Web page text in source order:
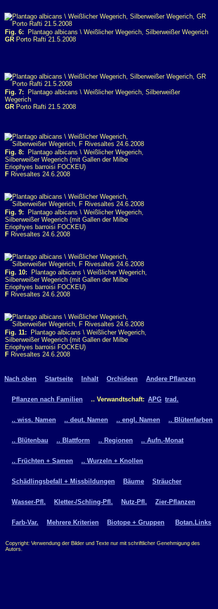
Fig. 6: Plantago albicans \ Weißlicher Wegerich, Silberweißer Wegerich
GR Porto Rafti 21.5.2008
Fig. 7: Plantago albicans \ Weißlicher Wegerich, Silberweißer
Wegerich
GR Porto Rafti 21.5.2008
Fig. 8: Plantago albicans \ Weißlicher Wegerich,
Silberweißer Wegerich (mit Gallen der Milbe
Eriophyes barroisi FOCKEU)
F Rivesaltes 24.6.2008
Fig. 9: Plantago albicans \ Weißlicher Wegerich,
Silberweißer Wegerich (mit Gallen der Milbe
Eriophyes barroisi FOCKEU)
F Rivesaltes 24.6.2008
Fig. 10: Plantago albicans \ Weißlicher Wegerich,
Silberweißer Wegerich (mit Gallen der Milbe
Eriophyes barroisi FOCKEU)
F Rivesaltes 24.6.2008
Fig. 11: Plantago albicans \ Weißlicher Wegerich,
Silberweißer Wegerich (mit Gallen der Milbe
Eriophyes barroisi FOCKEU)
F Rivesaltes 24.6.2008
Nach oben Startseite Inhalt Orchideen Andere Pflanzen
Pflanzen nach Familien .. Verwandtschaft: APG trad.
.. wiss. Namen .. deut. Namen .. engl. Namen .. Blütenfarben
.. Blütenbau .. Blattform .. Regionen .. Aufn.-Monat
.. Früchten + Samen .. Wurzeln + Knollen
Schädlingsbefall + Missbildungen Bäume Sträucher
Wasser-Pfl. Kletter-/Schling-Pfl. Nutz-Pfl. Zier-Pflanzen
Farb-Var. Mehrere Kriterien Biotope + Gruppen Botan.Links
Copyright: Verwendung der Bilder und Texte nur mit schriftlicher Genehmigung des
Autors.